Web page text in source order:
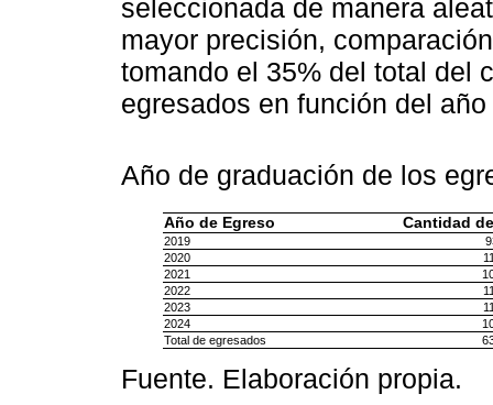
seleccionada de manera
mayor precisión,
tomando el 35% del total del
egresados en función del
Año de graduación de los
Año de Egreso Cantidad
2019
2020
2021
2022
2023
2024
Total de egresados
Fuente. Elaboración propia.